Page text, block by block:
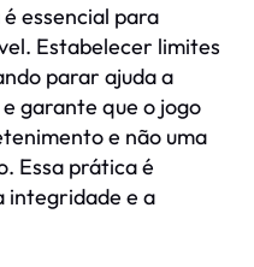
essencial para
Estabelecer limites
parar ajuda a
garante que o jogo
e não uma
Essa prática é
integridade e a